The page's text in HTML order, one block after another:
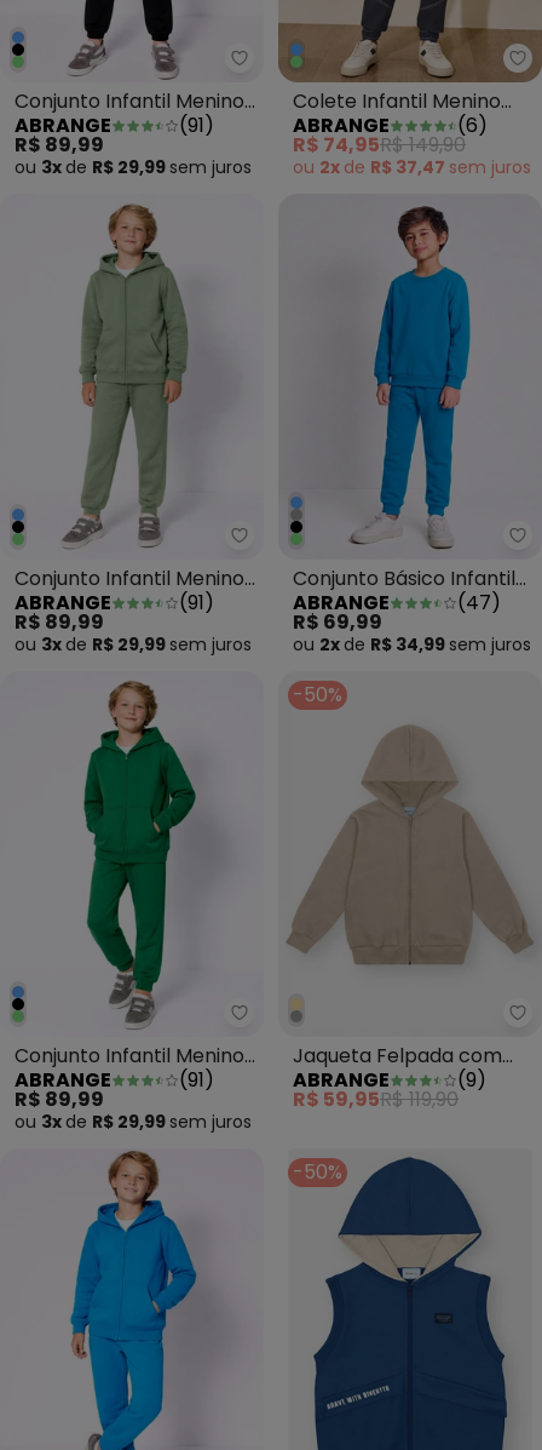
Abrange - Conjunto Infantil
Conjunto Infantil Menino
em Moletom Preto
ABRANGE (91)
R$ 89,99
ou 3x de R$ 29,99 sem juros
Colete Infantil Menino
Brave Verde
ABRANGE (6)
R$ 74,95R$ 149,90
ou 2x de R$ 37,47 sem juros
Abrange - Conjunto Infantil
Conjunto Infantil Menino
em Moletom Verde
Stone
ABRANGE (91)
R$ 89,99
ou 3x de R$ 29,99 sem juros
Conjunto Básico Infantil
Menino Azul
ABRANGE (47)
R$ 69,99
ou 2x de R$ 34,99 sem juros
Abrange - Conjunto Infantil
Conjunto Infantil Menino
em Moletom Verde Vivid
ABRANGE (91)
R$ 89,99
ou 3x de R$ 29,99 sem juros
-50%
Jaqueta Felpada com
Capuz Infantil Menino
Bege
ABRANGE (9)
R$ 59,95R$ 119,90
-50%